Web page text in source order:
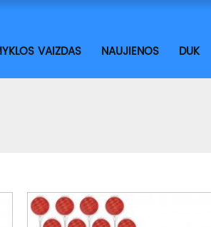
VAIZDAS NAUJIENOS DUK